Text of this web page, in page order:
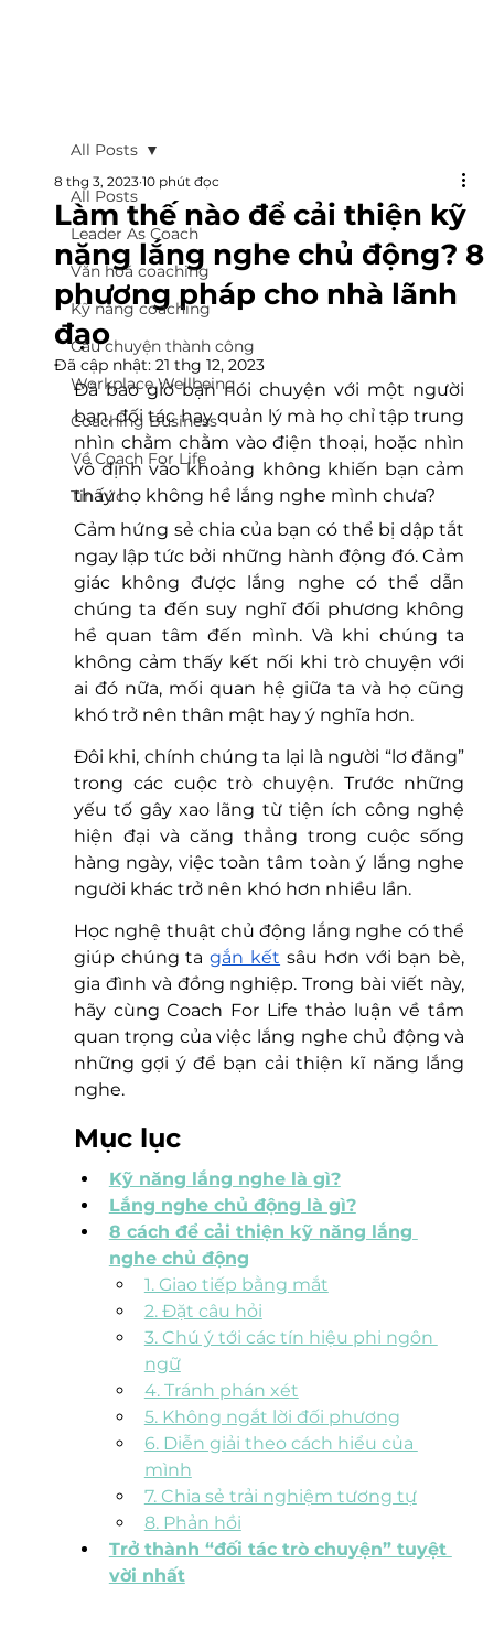
All Posts
Leader As Coach
Văn hoá coaching
Kỹ năng coaching
Câu chuyện thành công
Workplace Wellbeing
Coaching Business
Về Coach For Life
Tin tức
All Posts
Làm thế nào để cải thiện kỹ
năng lắng nghe chủ động? 8
phương pháp cho nhà lãnh
đạo
8 thg 3, 2023 10 phút đọc
Đã cập nhật: 21 thg 12, 2023
Đã bao giờ bạn nói chuyện với một người
bạn, đối tác hay quản lý mà họ chỉ tập trung
nhìn chằm chằm vào điện thoại, hoặc nhìn
vô định vào khoảng không khiến bạn cảm
thấy họ không hề lắng nghe mình chưa?
Cảm hứng sẻ chia của bạn có thể bị dập tắt
ngay lập tức bởi những hành động đó. Cảm
giác không được lắng nghe có thể dẫn
chúng ta đến suy nghĩ đối phương không
hề quan tâm đến mình. Và khi chúng ta
không cảm thấy kết nối khi trò chuyện với
ai đó nữa, mối quan hệ giữa ta và họ cũng
khó trở nên thân mật hay ý nghĩa hơn.
Đôi khi, chính chúng ta lại là người “lơ đãng”
trong các cuộc trò chuyện. Trước những
yếu tố gây xao lãng từ tiện ích công nghệ
hiện đại và căng thẳng trong cuộc sống
hàng ngày, việc toàn tâm toàn ý lắng nghe
người khác trở nên khó hơn nhiều lần.
Học nghệ thuật chủ động lắng nghe có thể
giúp chúng ta gắn kết sâu hơn với bạn bè,
gia đình và đồng nghiệp. Trong bài viết này,
hãy cùng Coach For Life thảo luận về tầm
quan trọng của việc lắng nghe chủ động và
những gợi ý để bạn cải thiện kĩ năng lắng
nghe.
Mục lục
Kỹ năng lắng nghe là gì?
Lắng nghe chủ động là gì?
8 cách để cải thiện kỹ năng lắng
nghe chủ động
1. Giao tiếp bằng mắt
2. Đặt câu hỏi
3. Chú ý tới các tín hiệu phi ngôn
ngữ
4. Tránh phán xét
5. Không ngắt lời đối phương
6. Diễn giải theo cách hiểu của
mình
7. Chia sẻ trải nghiệm tương tự
8. Phản hồi
Trở thành “đối tác trò chuyện” tuyệt
vời nhất